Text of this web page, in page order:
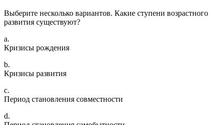
Выберите несколько вариантов. Какие ступени возрастного
развития существуют?
a.
Кризисы рождения
b.
Кризисы развития
c.
Период становления совместности
d.